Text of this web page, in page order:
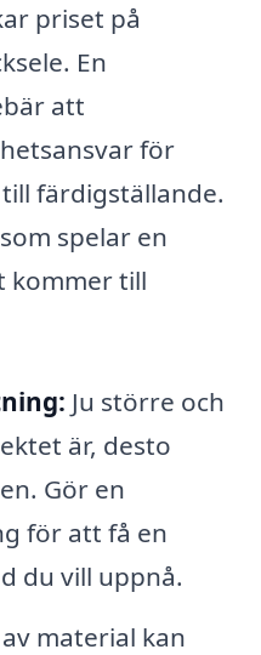
priset på
En
att
för
färdigställande.
spelar en
kommer till
Ju större och
är, desto
Gör en
för att få en
du vill uppnå.
material kan